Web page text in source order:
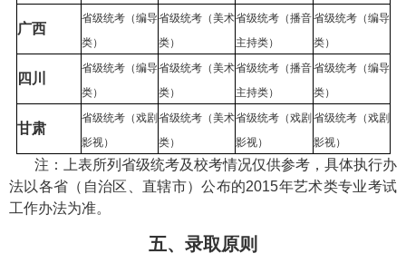
广西
省级统考（编导
类）
省级统考（美术
类）
省级统考（播音
主持类）
省级统考（编导
类）
四川
省级统考（编导
类）
省级统考（美术
类）
省级统考（播音
主持类）
省级统考（编导
类）
甘肃
省级统考（戏剧
影视）
省级统考（美术
类）
省级统考（戏剧
影视）
省级统考（戏剧
影视）
注：上表所列省级统考及校考情况仅供参考，具体执行办
法以各省（自治区、直辖市）公布的2015年艺术类专业考试
工作办法为准。
五、录取原则